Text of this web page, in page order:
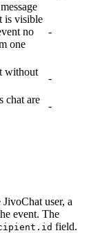
is visible
no
one
-
without
-
chat are
-
user, a
event. The
field.